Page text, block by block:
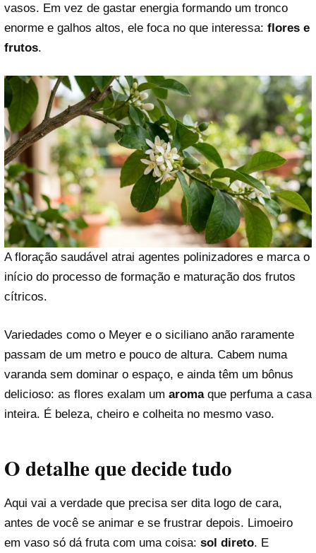
vasos. Em vez de gastar energia formando um tronco
enorme e galhos altos, ele foca no que interessa: flores e
frutos.
A floração saudável atrai agentes polinizadores e marca o
início do processo de formação e maturação dos frutos
cítricos.
Variedades como o Meyer e o siciliano anão raramente
passam de um metro e pouco de altura. Cabem numa
varanda sem dominar o espaço, e ainda têm um bônus
delicioso: as flores exalam um aromaque perfuma a casa
inteira. É beleza, cheiro e colheita no mesmo vaso.
O detalhe que decide tudo
Aqui vai a verdade que precisa ser dita logo de cara,
antes de você se animar e se frustrar depois. Limoeiro
em vaso só dá fruta com uma coisa: sol direto. E